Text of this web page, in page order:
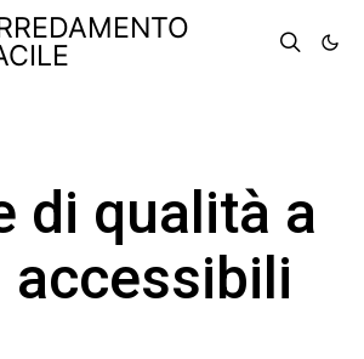
di qualità a
accessibili